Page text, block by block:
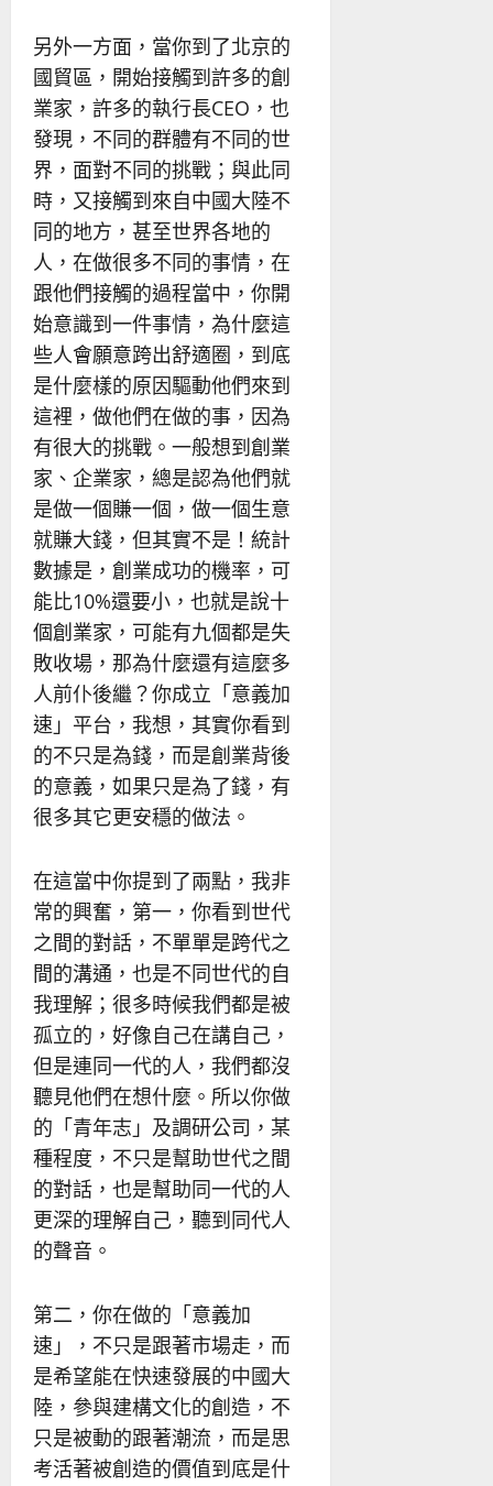
另外一方面，當你到了北京的
國貿區，開始接觸到許多的創
業家，許多的執行長CEO，也
發現，不同的群體有不同的世
界，面對不同的挑戰；與此同
時，又接觸到來自中國大陸不
同的地方，甚至世界各地的
人，在做很多不同的事情，在
跟他們接觸的過程當中，你開
始意識到一件事情，為什麼這
些人會願意跨出舒適圈，到底
是什麼樣的原因驅動他們來到
這裡，做他們在做的事，因為
有很大的挑戰。一般想到創業
家、企業家，總是認為他們就
是做一個賺一個，做一個生意
就賺大錢，但其實不是！統計
數據是，創業成功的機率，可
能比10%還要小，也就是說十
個創業家，可能有九個都是失
敗收場，那為什麼還有這麼多
人前仆後繼？你成立「意義加
速」平台，我想，其實你看到
的不只是為錢，而是創業背後
的意義，如果只是為了錢，有
很多其它更安穩的做法。
在這當中你提到了兩點，我非
常的興奮，第一，你看到世代
之間的對話，不單單是跨代之
間的溝通，也是不同世代的自
我理解；很多時候我們都是被
孤立的，好像自己在講自己，
但是連同一代的人，我們都沒
聽見他們在想什麼。所以你做
的「青年志」及調研公司，某
種程度，不只是幫助世代之間
的對話，也是幫助同一代的人
更深的理解自己，聽到同代人
的聲音。
第二，你在做的「意義加
速」，不只是跟著市場走，而
是希望能在快速發展的中國大
陸，參與建構文化的創造，不
只是被動的跟著潮流，而是思
考活著被創造的價值到底是什